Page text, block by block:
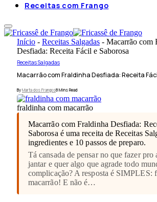
Receitas com Frango
Início - Receitas Salgadas - Macarrão com
Desfiada: Receita Fácil e Saborosa
Receitas Salgadas
Macarrão com Fraldinha Desfiada: Receita
ByMarta dos Frangos8 Mins Read
fraldinha com macarrão
Macarrão com Fraldinha Desfiada:
Saborosa é uma receita de Receitas
ingredientes e 10 passos de preparo.
Tá cansada de pensar no que fazer pro
jantar e quer algo que agrade todo
complicação? A resposta é SIMPLES:
macarrão! E não é…